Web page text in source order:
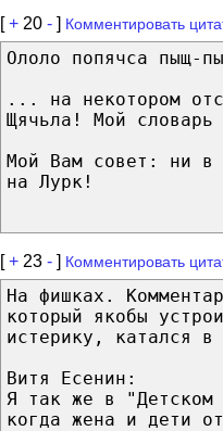
[+ 20 - ] Комментировать
Ололо попячса пыщ-
... на некотором
Щячьла! Мой словарь
Мой Вам совет: ни в
на Лурк!
[+ 23 - ] Комментировать
На фишках.
который якобы
истерику, катался в
Витя Есенин:
Я так же в "Детском
когда жена и дети